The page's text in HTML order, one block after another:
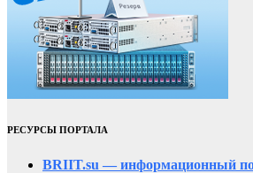
РЕСУРСЫ ПОРТАЛА
BRIIT.su — информационный